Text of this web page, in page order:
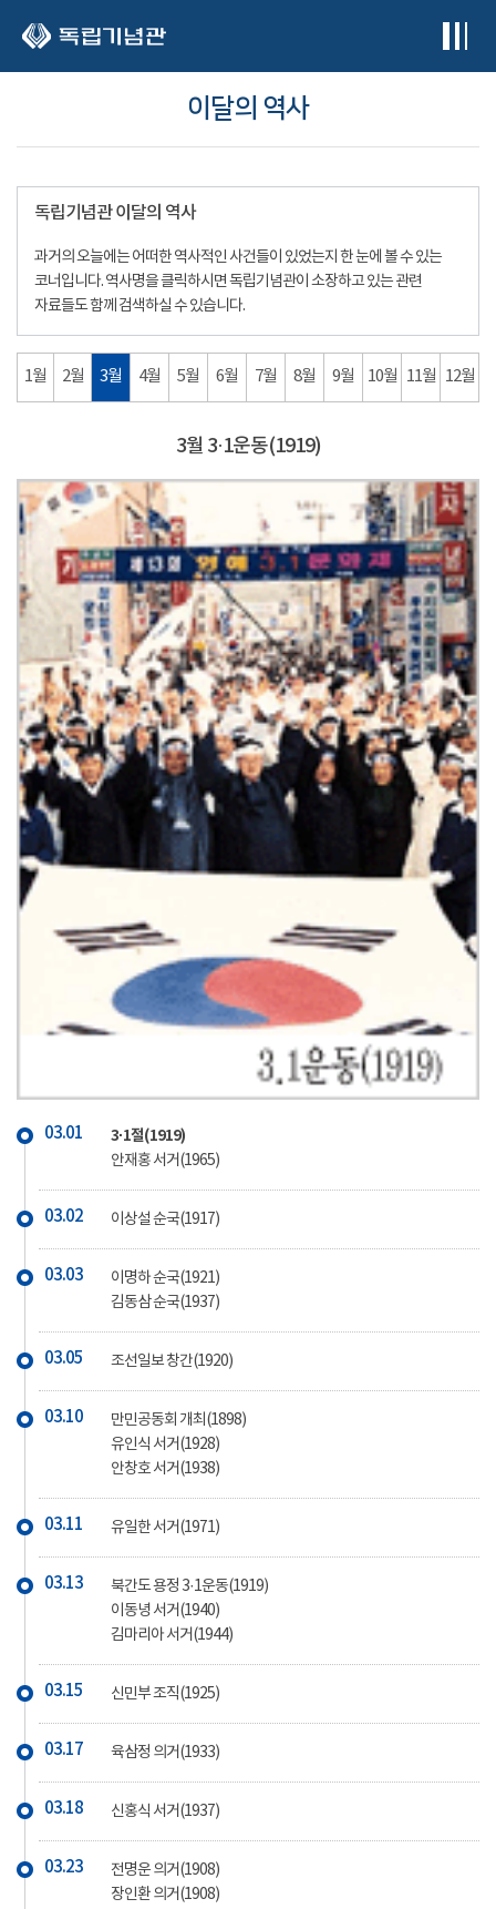
이달의 역사
독립기념관 이달의 역사
과거의 오늘에는 어떠한 역사적인 사건들이 있었는지 한 눈에 볼 수 있는
코너입니다. 역사명을 클릭하시면 독립기념관이 소장하고 있는 관련
자료들도 함께 검색하실 수 있습니다.
1월 2월 3월 4월 5월 6월 7월 8월 9월 10월 11월 12월
3월 3·1운동(1919)
03.01 3·1절(1919)
안재홍 서거(1965)
03.02 이상설 순국(1917)
03.03
이명하 순국(1921)
김동삼 순국(1937)
03.05 조선일보 창간(1920)
03.10
만민공동회 개최(1898)
유인식 서거(1928)
안창호 서거(1938)
03.11 유일한 서거(1971)
03.13
북간도 용정 3·1운동(1919)
이동녕 서거(1940)
김마리아 서거(1944)
03.15 신민부 조직(1925)
03.17 육삼정 의거(1933)
03.18 신홍식 서거(1937)
03.23
전명운 의거(1908)
장인환 의거(1908)